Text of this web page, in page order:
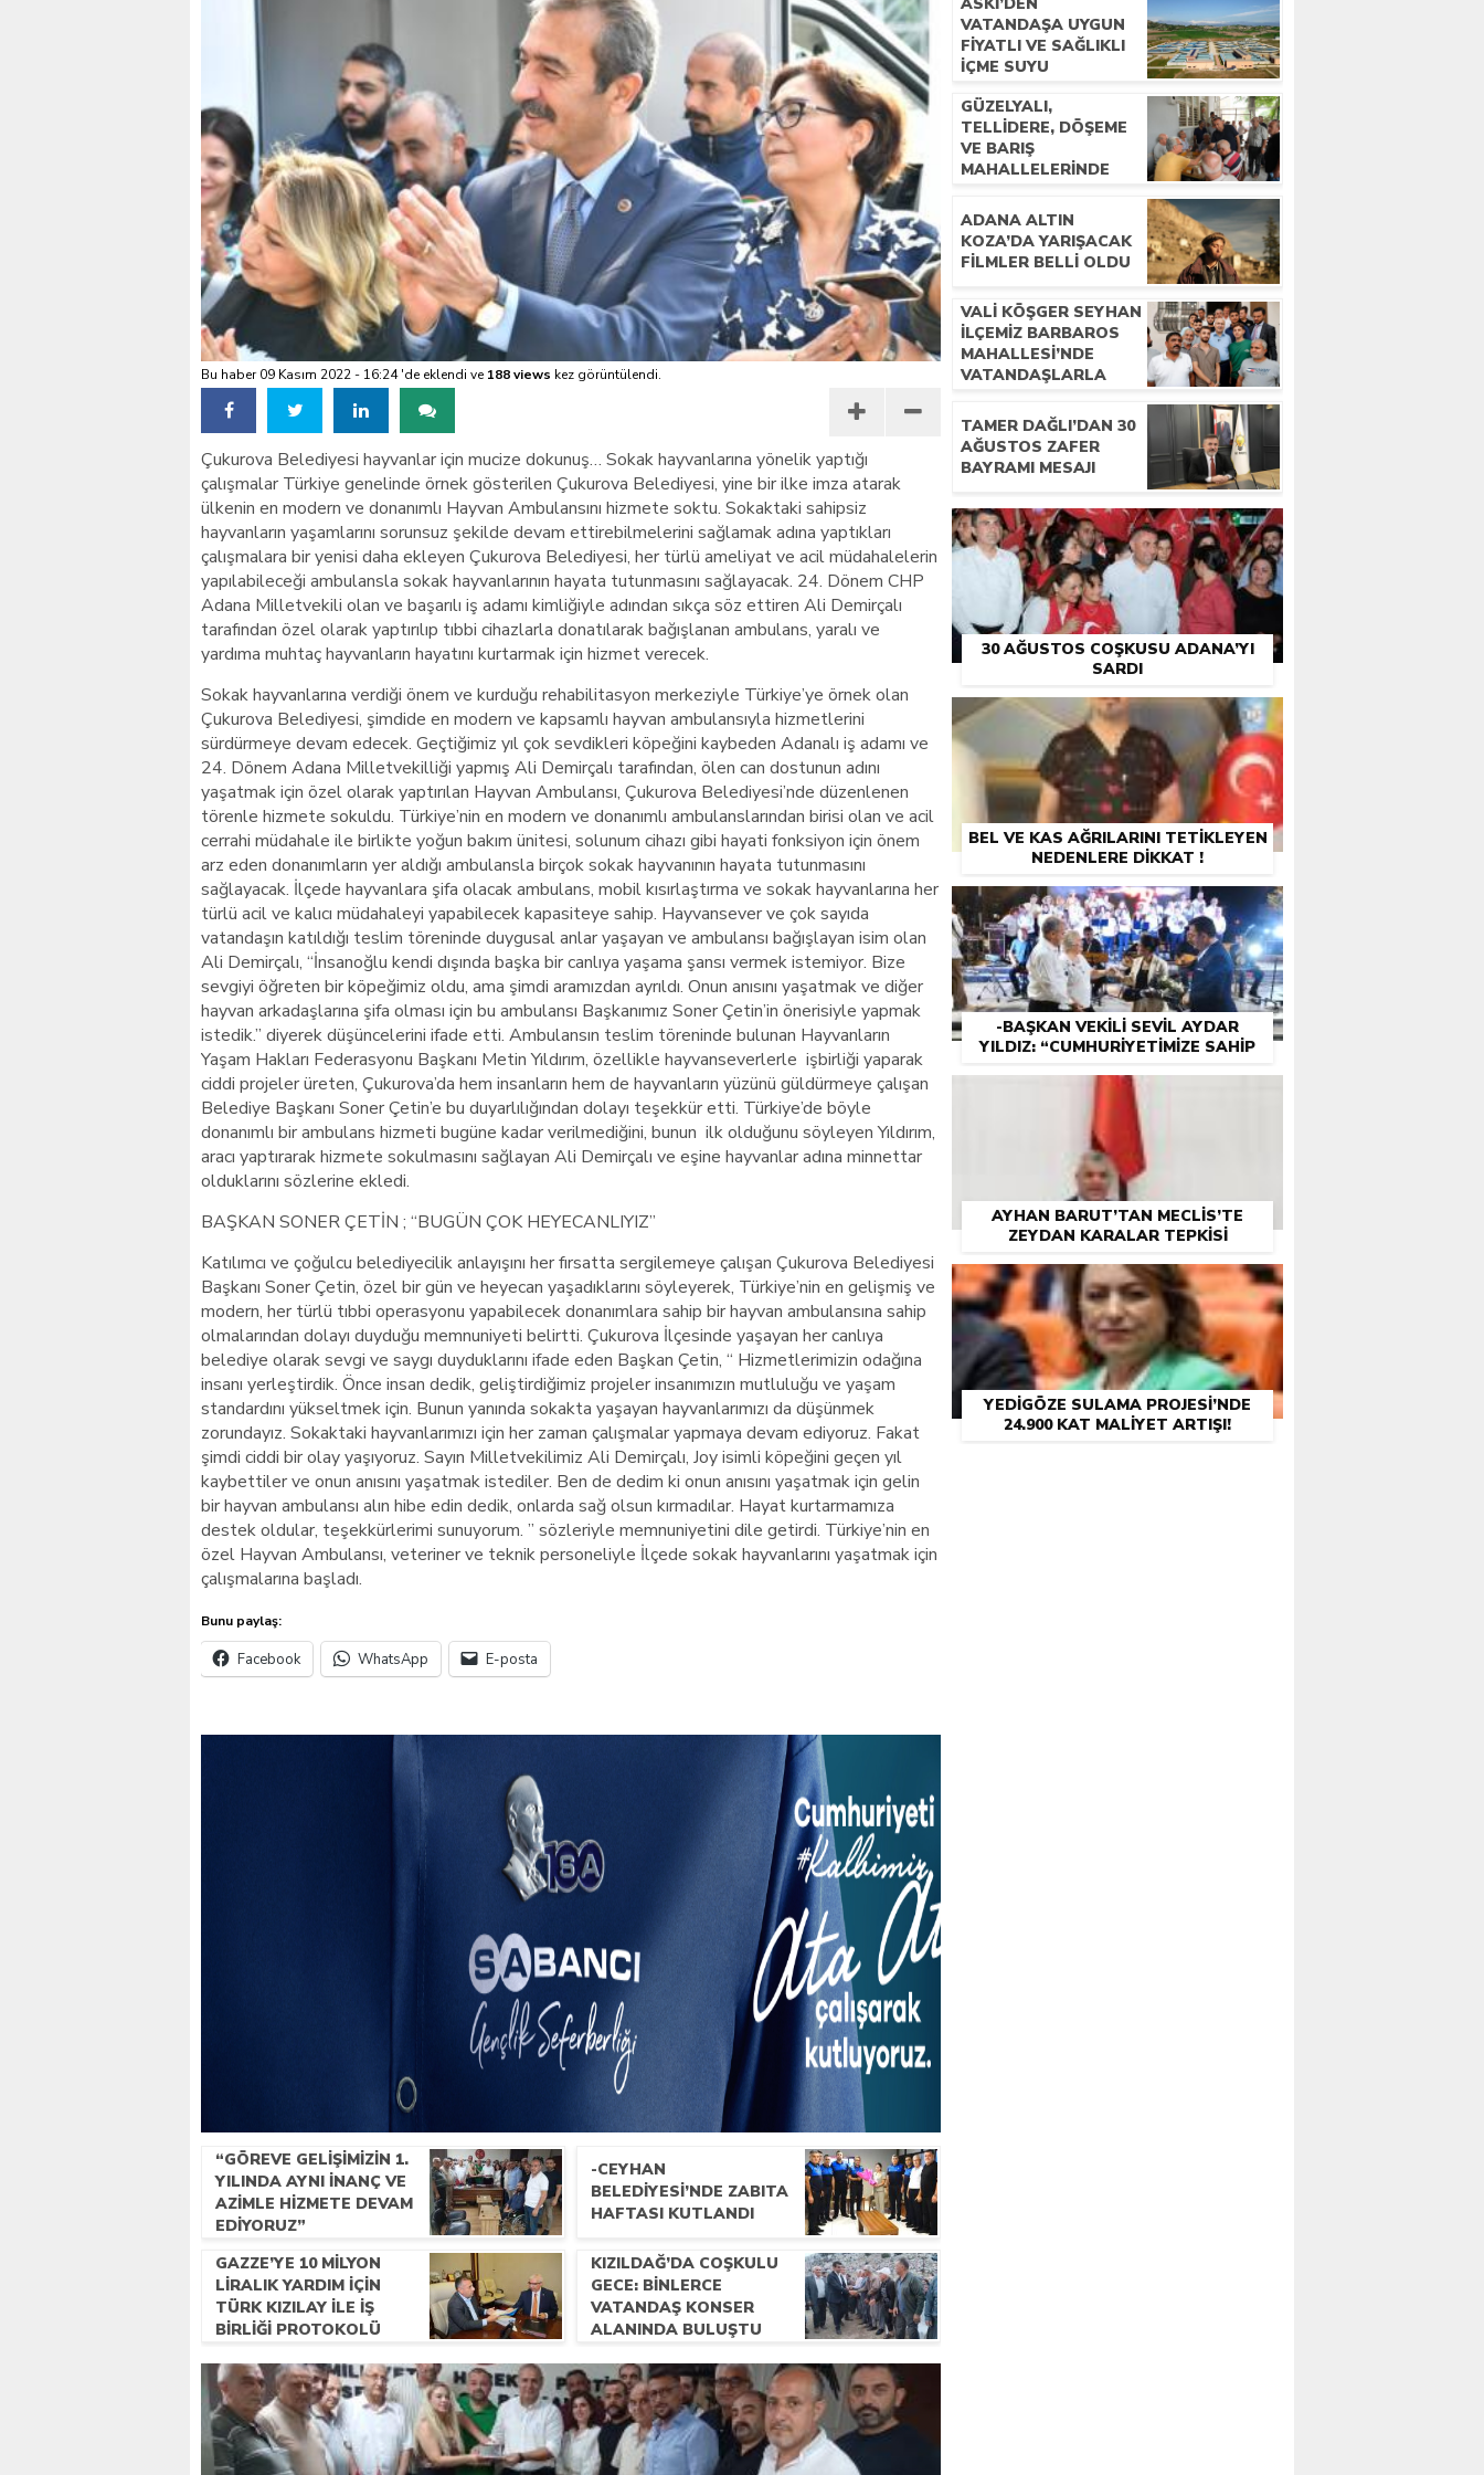
VALİ KÖŞGER SEYHAN İLÇEMİZ BARBAROS MAHALLESİ’NDE VATANDAŞLARLA BULUŞTU
Bu haber 09 Kasım 2022 - 16:24 'de eklendi ve 188 views kez görüntülendi.
Çukurova Belediyesi hayvanlar için mucize dokunuş… Sokak hayvanlarına yönelik yaptığı
çalışmalar Türkiye genelinde örnek gösterilen Çukurova Belediyesi, yine bir ilke imza atarak
ülkenin en modern ve donanımlı Hayvan Ambulansını hizmete soktu. Sokaktaki sahipsiz
hayvanların yaşamlarını sorunsuz şekilde devam ettirebilmelerini sağlamak adına yaptıkları
çalışmalara bir yenisi daha ekleyen Çukurova Belediyesi, her türlü ameliyat ve acil müdahalelerin
yapılabileceği ambulansla sokak hayvanlarının hayata tutunmasını sağlayacak. 24. Dönem CHP
Adana Milletvekili olan ve başarılı iş adamı kimliğiyle adından sıkça söz ettiren Ali Demirçalı
tarafından özel olarak yaptırılıp tıbbi cihazlarla donatılarak bağışlanan ambulans, yaralı ve
yardıma muhtaç hayvanların hayatını kurtarmak için hizmet verecek.
Sokak hayvanlarına verdiği önem ve kurduğu rehabilitasyon merkeziyle Türkiye’ye örnek olan
Çukurova Belediyesi, şimdide en modern ve kapsamlı hayvan ambulansıyla hizmetlerini
sürdürmeye devam edecek. Geçtiğimiz yıl çok sevdikleri köpeğini kaybeden Adanalı iş adamı ve
24. Dönem Adana Milletvekilliği yapmış Ali Demirçalı tarafından, ölen can dostunun adını
yaşatmak için özel olarak yaptırılan Hayvan Ambulansı, Çukurova Belediyesi’nde düzenlenen
törenle hizmete sokuldu. Türkiye’nin en modern ve donanımlı ambulanslarından birisi olan ve acil
cerrahi müdahale ile birlikte yoğun bakım ünitesi, solunum cihazı gibi hayati fonksiyon için önem
arz eden donanımların yer aldığı ambulansla birçok sokak hayvanının hayata tutunmasını
sağlayacak. İlçede hayvanlara şifa olacak ambulans, mobil kısırlaştırma ve sokak hayvanlarına her
türlü acil ve kalıcı müdahaleyi yapabilecek kapasiteye sahip. Hayvansever ve çok sayıda
vatandaşın katıldığı teslim töreninde duygusal anlar yaşayan ve ambulansı bağışlayan isim olan
Ali Demirçalı, “İnsanoğlu kendi dışında başka bir canlıya yaşama şansı vermek istemiyor. Bize
sevgiyi öğreten bir köpeğimiz oldu, ama şimdi aramızdan ayrıldı. Onun anısını yaşatmak ve diğer
hayvan arkadaşlarına şifa olması için bu ambulansı Başkanımız Soner Çetin’in önerisiyle yapmak
istedik.” diyerek düşüncelerini ifade etti. Ambulansın teslim töreninde bulunan Hayvanların
Yaşam Hakları Federasyonu Başkanı Metin Yıldırım, özellikle hayvanseverlerle işbirliği yaparak
ciddi projeler üreten, Çukurova’da hem insanların hem de hayvanların yüzünü güldürmeye çalışan
Belediye Başkanı Soner Çetin’e bu duyarlılığından dolayı teşekkür etti. Türkiye’de böyle
donanımlı bir ambulans hizmeti bugüne kadar verilmediğini, bunun ilk olduğunu söyleyen Yıldırım,
aracı yaptırarak hizmete sokulmasını sağlayan Ali Demirçalı ve eşine hayvanlar adına minnettar
olduklarını sözlerine ekledi.
BAŞKAN SONER ÇETİN ; “BUGÜN ÇOK HEYECANLIYIZ”
Katılımcı ve çoğulcu belediyecilik anlayışını her fırsatta sergilemeye çalışan Çukurova Belediyesi
Başkanı Soner Çetin, özel bir gün ve heyecan yaşadıklarını söyleyerek, Türkiye’nin en gelişmiş ve
modern, her türlü tıbbi operasyonu yapabilecek donanımlara sahip bir hayvan ambulansına sahip
olmalarından dolayı duyduğu memnuniyeti belirtti. Çukurova İlçesinde yaşayan her canlıya
belediye olarak sevgi ve saygı duyduklarını ifade eden Başkan Çetin, “ Hizmetlerimizin odağına
insanı yerleştirdik. Önce insan dedik, geliştirdiğimiz projeler insanımızın mutluluğu ve yaşam
standardını yükseltmek için. Bunun yanında sokakta yaşayan hayvanlarımızı da düşünmek
zorundayız. Sokaktaki hayvanlarımızı için her zaman çalışmalar yapmaya devam ediyoruz. Fakat
şimdi ciddi bir olay yaşıyoruz. Sayın Milletvekilimiz Ali Demirçalı, Joy isimli köpeğini geçen yıl
kaybettiler ve onun anısını yaşatmak istediler. Ben de dedim ki onun anısını yaşatmak için gelin
bir hayvan ambulansı alın hibe edin dedik, onlarda sağ olsun kırmadılar. Hayat kurtarmamıza
destek oldular, teşekkürlerimi sunuyorum. ” sözleriyle memnuniyetini dile getirdi. Türkiye’nin en
özel Hayvan Ambulansı, veteriner ve teknik personeliyle İlçede sokak hayvanlarını yaşatmak için
çalışmalarına başladı.
Bunu paylaş:
Facebook WhatsApp E-posta
“GÖREVE GELIŞIMIZIN 1.
YILINDA AYNI INANÇ VE
AZIMLE HIZMETE DEVAM
EDIYORUZ”
-CEYHAN
BELEDIYESI’NDE ZABITA
HAFTASI KUTLANDI
GAZZE’YE 10 MILYON
LIRALIK YARDIM IÇIN
TÜRK KIZILAY ILE IŞ
BIRLIĞI PROTOKOLÜ
KIZILDAĞ’DA COŞKULU
GECE: BINLERCE
VATANDAŞ KONSER
ALANINDA BULUŞTU
VATANDAŞA UYGUN
FIYATLI VE SAĞLIKLI
IÇME SUYU
GÜZELYALI,
TELLIDERE, DÖŞEME
VE BARIŞ
MAHALLELERINDE
ADANA ALTIN
KOZA’DA YARIŞACAK
FILMLER BELLI OLDU
VALİ KÖŞGER SEYHAN
İLÇEMİZ BARBAROS
MAHALLESİ’NDE
VATANDAŞLARLA
TAMER DAĞLI’DAN 30
AĞUSTOS ZAFER
BAYRAMI MESAJI
30 AĞUSTOS COŞKUSU ADANA’YI
SARDI
BEL VE KAS AĞRILARINI TETİKLEYEN
NEDENLERE DİKKAT !
-BAŞKAN VEKILI SEVIL AYDAR
YILDIZ: “CUMHURIYETIMIZE SAHIP
AYHAN BARUT’TAN MECLIS’TE
ZEYDAN KARALAR TEPKISI
YEDIGÖZE SULAMA PROJESI’NDE
24.900 KAT MALIYET ARTIŞI!